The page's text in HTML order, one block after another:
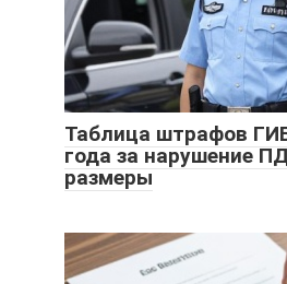
Таблица штрафов
года за нарушение
размеры